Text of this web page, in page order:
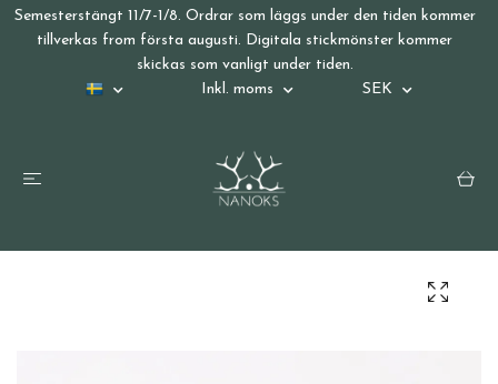
Semesterstängt 11/7-1/8. Ordrar som läggs under den tiden kommer
tillverkas from första augusti. Digitala stickmönster kommer
skickas som vanligt under tiden.
Inkl. moms
SEK